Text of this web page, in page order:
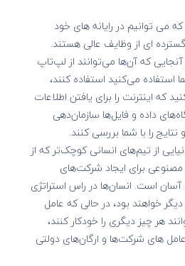
توانیم در رایانه های خود
ای از وظایف عالی هستند.
که آن‌ها می‌توانند از لپ‌تاپ
می‌کنید استفاده کنند،
که اینترنت را برای یافتن اطلاعات
داده و فایل‌ها سازمان‌دهی
نتایج را با شما بررسی کنند.
از تیم‌های انسانی کوچک‌تر که از
برای ایجاد شرکت‌های
آسان است. انسان‌ها در راس استراتژی
دیگر خواهند بود، در حالی که عامل
هر چیز دیگری را خودکار کنند،
عامل های شرکت‌ها و ارگان‌های دولتی